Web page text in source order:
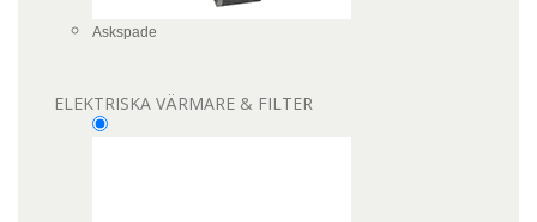
Askspade
ELEKTRISKA VÄRMARE & FILTER